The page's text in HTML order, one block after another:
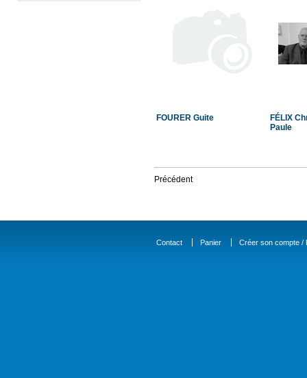
FOURER Guite
FÉLIX
Paule
Précédent
Contact Panier Créer son compte /